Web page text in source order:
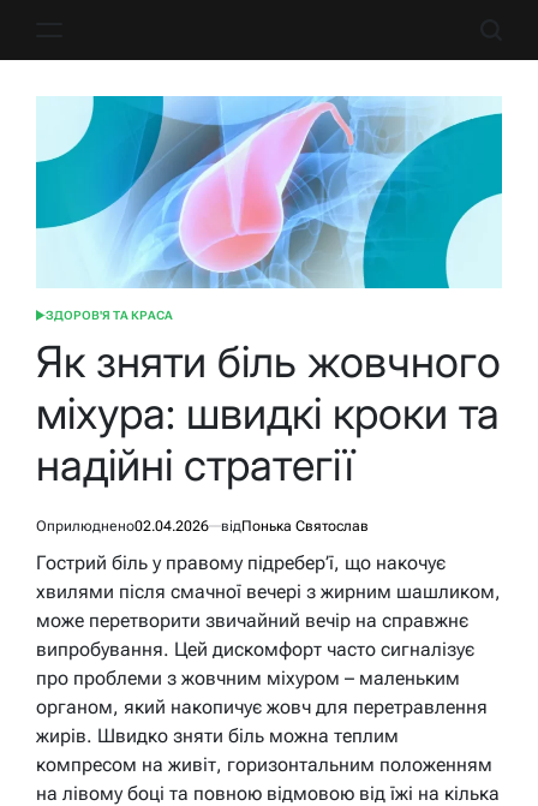
ОПУБЛІКУВАТИ
ЗДОРОВ'Я ТА КРАСА
Як зняти біль жовчного
міхура: швидкі кроки та
надійні стратегії
Оприлюднено02.04.2026 відПонька Святослав
Гострий біль у правому підребер’ї, що накочує
хвилями після смачної вечері з жирним шашликом,
може перетворити звичайний вечір на справжнє
випробування. Цей дискомфорт часто сигналізує
про проблеми з жовчним міхуром – маленьким
органом, який накопичує жовч для перетравлення
жирів. Швидко зняти біль можна теплим
компресом на живіт, горизонтальним положенням
на лівому боці та повною відмовою від їжі на кілька